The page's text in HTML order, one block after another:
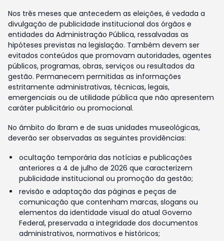
Nos três meses que antecedem as eleições, é vedada a
divulgação de publicidade institucional dos órgãos e
entidades da Administração Pública, ressalvadas as
hipóteses previstas na legislação. Também devem ser
evitados conteúdos que promovam autoridades, agentes
públicos, programas, obras, serviços ou resultados da
gestão. Permanecem permitidas as informações
estritamente administrativas, técnicas, legais,
emergenciais ou de utilidade pública que não apresentem
caráter publicitário ou promocional.
No âmbito do Ibram e de suas unidades museológicas,
deverão ser observadas as seguintes providências:
ocultação temporária das notícias e publicações
anteriores a 4 de julho de 2026 que caracterizem
publicidade institucional ou promoção da gestão;
revisão e adaptação das páginas e peças de
comunicação que contenham marcas, slogans ou
elementos da identidade visual do atual Governo
Federal, preservada a integridade dos documentos
administrativos, normativos e históricos;